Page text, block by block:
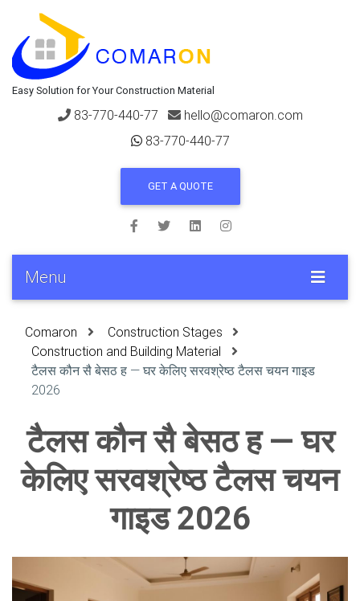
Easy Solution for Your Construction Material
83-770-440-77
hello@comaron.com
83-770-440-77
GET A QUOTE
Menu
Comaron
Construction Stages
Construction and Building Material
टैलस कौन सै बेसठ ह — घर केलिए सरवश्रेष्ठ टैलस चयन गाइड
2026
टैलस कौन सै बेसठ ह — घर
केलिए सरवश्रेष्ठ टैलस चयन
गाइड 2026